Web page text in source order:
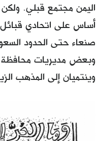
اليمن مجتمع قبلي.
أساس على اتحادي
صنعاء حتى الحدود
وينتميان إلى المذهب